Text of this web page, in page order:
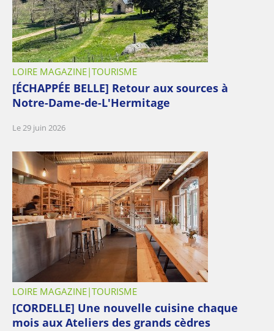
LOIRE MAGAZINE TOURISME
[ÉCHAPPÉE BELLE] Retour aux sources à
Notre-Dame-de-L'Hermitage
Le 29 juin 2026
LOIRE MAGAZINE TOURISME
[CORDELLE] Une nouvelle cuisine chaque
mois aux Ateliers des grands cèdres